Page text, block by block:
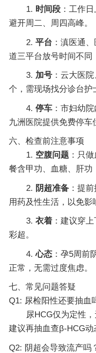
1. 时间段：工作日
避开周二、周四高峰。
2. 平台 ：滇医通
道三平台放号时间不同
3. 加号：云大医院
个，需现场找分诊台护
4. 停车：市妇幼
九洲医院提供免费停车
六、检查前注意事项
1. 空腹问题：只做
餐含甲功、血糖、肝功
2. 阴超准备：提前
用药及性生活，以免影
3. 衣着：建议穿
彩超。
4.心态：孕5周前
正常，无需过度焦虑。
七、常见问题答疑
Q1: 尿检阳性还要抽血
尿HCG仅为定性
建议再抽血查β-HCG动
Q2: 阴超会导致流产吗